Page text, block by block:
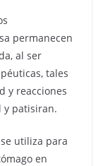
permanecen
al ser
tales
y reacciones
y patisiran.
utiliza para
en